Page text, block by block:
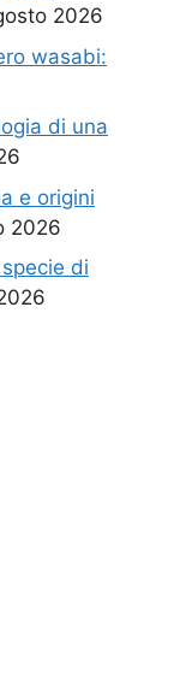
2026
wasabi:
di una
e origini
2026
di